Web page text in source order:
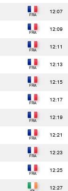
12:07
12:09
12:11
12:13
12:15
12:17
12:19
12:21
12:23
12:25
12:27